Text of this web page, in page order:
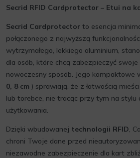
Secrid RFID Cardprotector – Etui na
Secrid Cardprotector to esencja
połączonego z najwyższą
wytrzymałego, lekkiego aluminium,
dla osób, które chcą zabezpieczyć
nowoczesny sposób. Jego kompaktowe
0, 8 cm ) sprawiają, że z łatwością
lub torebce, nie tracąc przy tym na stylu
użytkowania.
Dzięki wbudowanej technologii RFID,
chroni Twoje dane przed
niezawodne zabezpieczenie dla kart